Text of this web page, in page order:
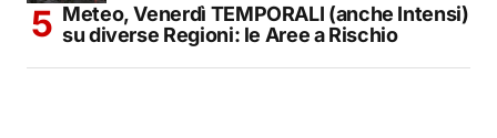
Meteo, Venerdì TEMPORALI (anche Intensi)
su diverse Regioni: le Aree a Rischio